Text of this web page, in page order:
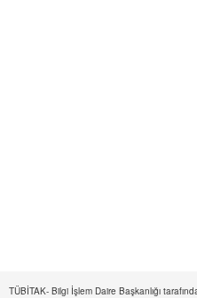
TÜBİTAK- Bilgi İşlem Daire Başkanlığı